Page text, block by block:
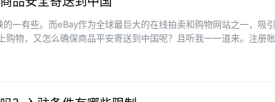
一有些。而eBay作为全球最巨大的在线拍卖和购物网站之一，吸
购物，又怎么确保商品平安寄送到中国呢？且听我一一道来。注册
个···